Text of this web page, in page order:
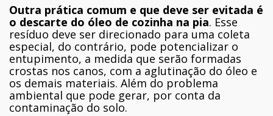
Outra prática comum e que deve ser evitada é
o descarte do óleo de cozinha na pia. Esse
resíduo deve ser direcionado para uma coleta
especial, do contrário, pode potencializar o
entupimento, a medida que serão formadas
crostas nos canos, com a aglutinação do óleo e
os demais materiais. Além do problema
ambiental que pode gerar, por conta da
contaminação do solo.